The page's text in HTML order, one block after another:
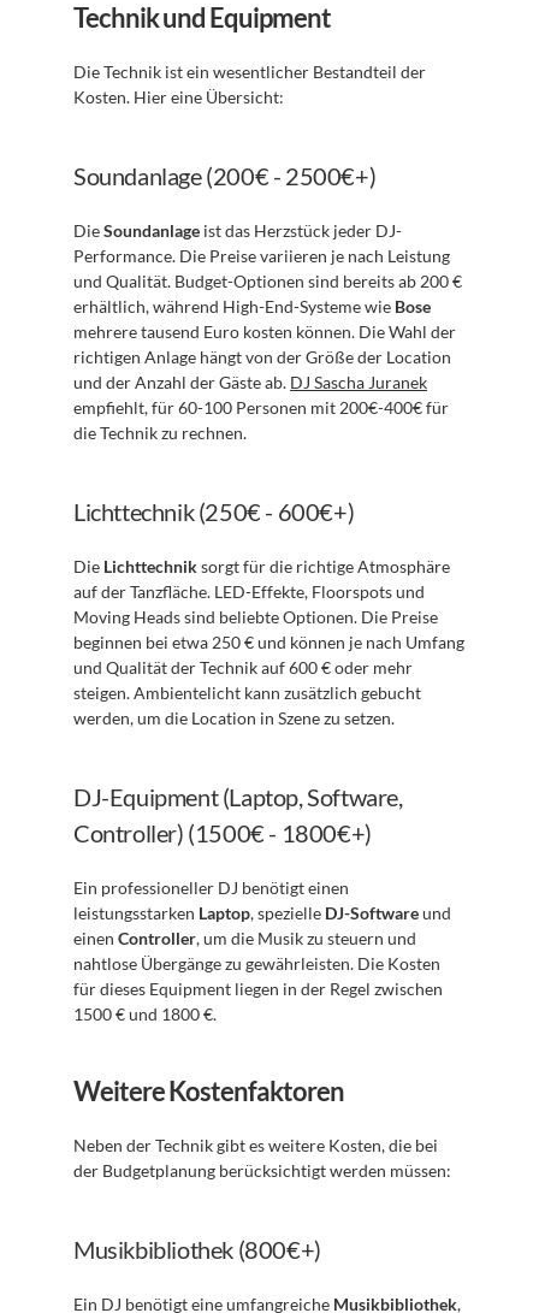
Technik und Equipment
Die Technik ist ein wesentlicher Bestandteil der
Kosten. Hier eine Übersicht:
Soundanlage (200€ - 2500€+)
Die Soundanlage ist das Herzstück jeder DJ-
Performance. Die Preise variieren je nach Leistung
und Qualität. Budget-Optionen sind bereits ab 200 €
erhältlich, während High-End-Systeme wie Bose
mehrere tausend Euro kosten können. Die Wahl der
richtigen Anlage hängt von der Größe der Location
und der Anzahl der Gäste ab. DJ Sascha Juranek
empfiehlt, für 60-100 Personen mit 200€-400€ für
die Technik zu rechnen.
Lichttechnik (250€ - 600€+)
Die Lichttechnik sorgt für die richtige Atmosphäre
auf der Tanzfläche. LED-Effekte, Floorspots und
Moving Heads sind beliebte Optionen. Die Preise
beginnen bei etwa 250 € und können je nach Umfang
und Qualität der Technik auf 600 € oder mehr
steigen. Ambientelicht kann zusätzlich gebucht
werden, um die Location in Szene zu setzen.
DJ-Equipment (Laptop, Software,
Controller) (1500€ - 1800€+)
Ein professioneller DJ benötigt einen
leistungsstarken Laptop, spezielle DJ-Software und
einen Controller, um die Musik zu steuern und
nahtlose Übergänge zu gewährleisten. Die Kosten
für dieses Equipment liegen in der Regel zwischen
1500 € und 1800 €.
Weitere Kostenfaktoren
Neben der Technik gibt es weitere Kosten, die bei
der Budgetplanung berücksichtigt werden müssen:
Musikbibliothek (800€+)
Ein DJ benötigt eine umfangreiche Musikbibliothek,